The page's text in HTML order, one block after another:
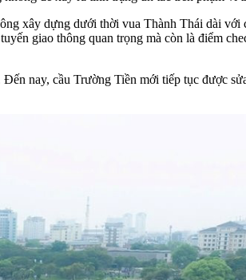
xây dựng dưới thời vua Thành Thái dài với
giao thông quan trọng mà còn là điểm
nay, cầu Trường Tiền mới tiếp tục được